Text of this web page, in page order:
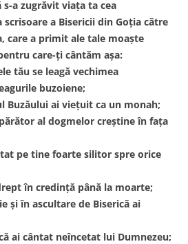
a zugrăvit viața ta cea
scrisoare a Bisericii din Goția către
care a primit ale tale moaște
care-ți cântăm așa:
tău se leagă vechimea
buzoiene;
Buzăului ai viețuit ca un monah;
al dogmelor creștine în fața
pe tine foarte silitor spre orice
în credință până la moarte;
și în ascultare de Biserică ai
ai cântat neîncetat lui Dumnezeu;